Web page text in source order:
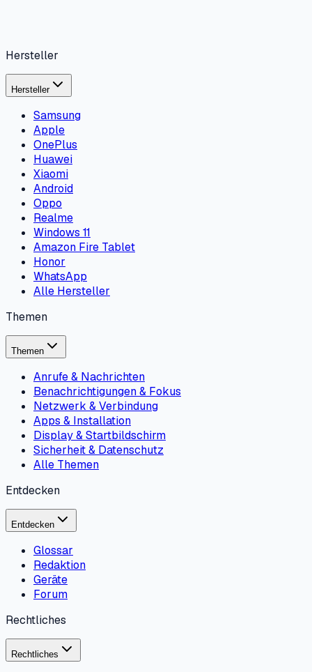
Hersteller
Hersteller
Samsung
Apple
OnePlus
Huawei
Xiaomi
Android
Oppo
Realme
Windows 11
Amazon Fire Tablet
Honor
WhatsApp
Alle Hersteller
Themen
Themen
Anrufe & Nachrichten
Benachrichtigungen & Fokus
Netzwerk & Verbindung
Apps & Installation
Display & Startbildschirm
Sicherheit & Datenschutz
Alle Themen
Entdecken
Entdecken
Glossar
Redaktion
Geräte
Forum
Rechtliches
Rechtliches